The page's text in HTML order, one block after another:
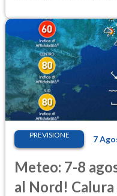
PREVISIONE 7
Meteo: 7-8
al Nord!